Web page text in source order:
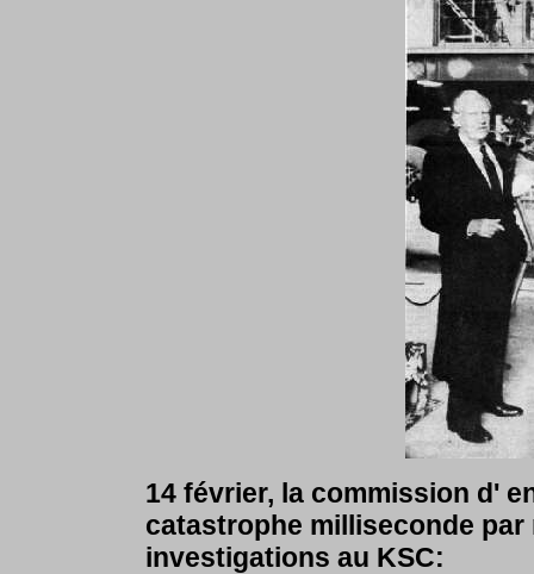
14 février, la commission d'
catastrophe milliseconde
investigations au KSC: